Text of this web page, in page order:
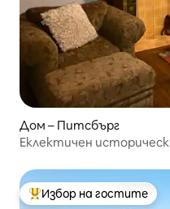
Дом – Питсбърг
Еклектичен
Най-популярен избор на
Избор на гостите